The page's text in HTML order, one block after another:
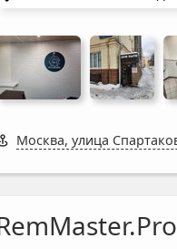
Москва, улица